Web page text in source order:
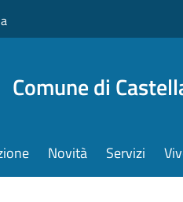
Comune di
Novità Servizi